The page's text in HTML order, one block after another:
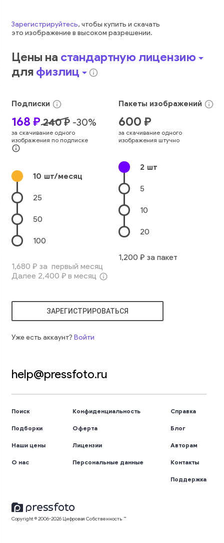
Зарегистрируйтесь, чтобы купить и скачать
это изображениев высоком разрешении.
Цены на стандартную лицензиюarrow_drop_down
для физлицarrow_drop_downinfo_outline
Подписки info_outline
168 ₽ 240₽ -30%
за скачивание одного
изображения по подписке
info_outline
10 шт/месяц
25
50
100
1,680 ₽ за первый месяц
Далее 2,400 ₽ в месяц info_outline
Пакеты изображений info_outline
600 ₽
за скачивание одного
изображения штучно
2 шт
5
10
20
1,200 ₽ за пакет
ЗАРЕГИСТРИРОВАТЬСЯ
Уже есть аккаунт? Войти
help@pressfoto.ru
Поиск
Подборки
Наши цены
О нас
Конфиденциальность
Оферта
Лицензии
Персональные данные
Справка
Блог
Авторам
Контакты
Поддержка
Copyright © 2006-2026 Цифровая Собственность ™